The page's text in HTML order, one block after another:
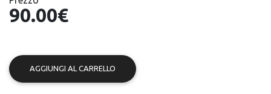
90.00€
AGGIUNGI AL CARRELLO